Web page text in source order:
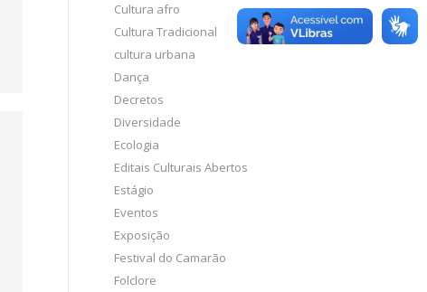
Cultura afro
Cultura Tradicional
cultura urbana
Dança
Decretos
Diversidade
Ecologia
Editais Culturais Abertos
Estágio
Eventos
Exposição
Festival do Camarão
Folclore